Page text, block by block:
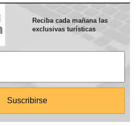
Reciba cada mañana las
exclusivas turísticas